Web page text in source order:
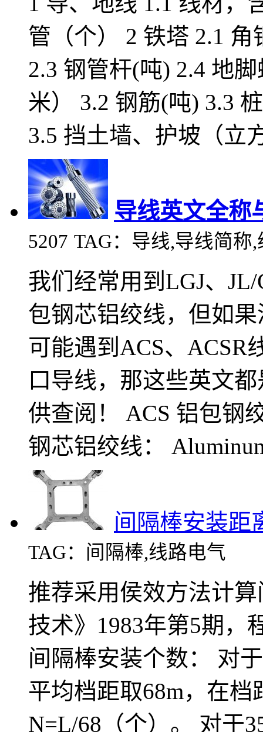
管（个） 2 铁塔 2.1
2.3 钢管杆(吨) 2.4 地
米） 3.2 钢筋(吨) 3.3
3.5 挡土墙、护坡（立
导线英文全称
5207 TAG：导线,导线简称
我们经常用到LGJ、
包钢芯铝绞线，但如
可能遇到ACS、ACSR
口导线，那这些英文
供查阅！ ACS 铝包钢
钢芯铝绞线：
间隔棒安装距
TAG：间隔棒,线路电气
推荐采用侯效方法计
技术》1983年第5期，
间隔棒安装个数： 对
平均档距取68m，在
N=L/68（个）。 对于